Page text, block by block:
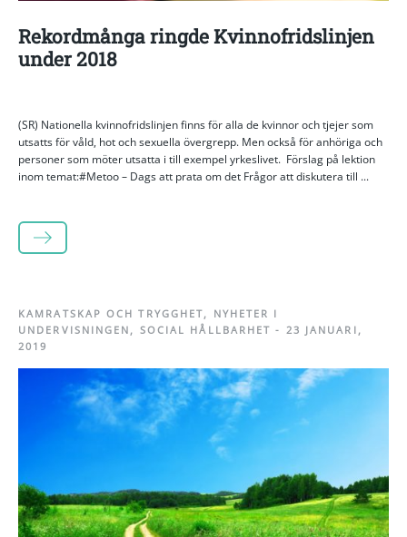
Rekordmånga ringde Kvinnofridslinjen
under 2018
(SR) Nationella kvinnofridslinjen finns för alla de kvinnor och tjejer som
utsatts för våld, hot och sexuella övergrepp. Men också för anhöriga och
personer som möter utsatta i till exempel yrkeslivet. Förslag på lektion
inom temat:#Metoo – Dags att prata om det Frågor att diskutera till ...
LÄS MER
KAMRATSKAP OCH TRYGGHET,
NYHETER I
UNDERVISNINGEN , SOCIAL HÅLLBARHET - 23 JANUARI,
2019